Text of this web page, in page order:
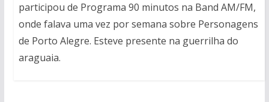
participou de Programa 90 minutos na Band AM/FM,
onde falava uma vez por semana sobre Personagens
de Porto Alegre. Esteve presente na guerrilha do
araguaia.